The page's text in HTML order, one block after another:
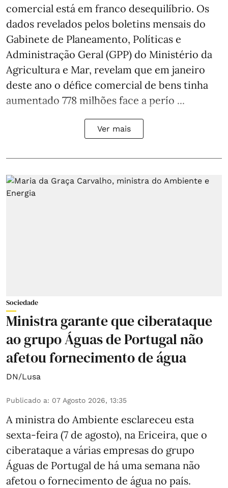
comercial está em franco desequilíbrio. Os
dados revelados pelos boletins mensais do
Gabinete de Planeamento, Políticas e
Administração Geral (GPP) do Ministério da
Agricultura e Mar, revelam que em janeiro
deste ano o défice comercial de bens tinha
aumentado 778 milhões face a perío ...
Ver mais
Sociedade
Ministra garante que ciberataque
ao grupo Águas de Portugal não
afetou fornecimento de água
DN/Lusa
Publicado a: 07 Agosto 2026, 13:35
A ministra do Ambiente esclareceu esta
sexta-feira (7 de agosto), na Ericeira, que o
ciberataque a várias empresas do grupo
Águas de Portugal de há uma semana não
afetou o fornecimento de água no país.